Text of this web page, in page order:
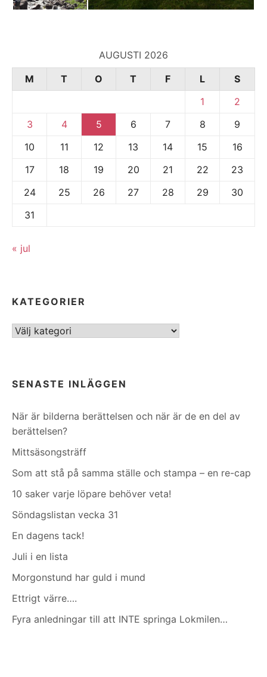
AUGUSTI 2026
M
T O T F L
S
1
2
3
4 5 6 7 8
9
10
11 12 13 14 15
16
17
18 19 20 21 22
23
24
25 26 27 28 29
30
31
« jul
KATEGORIER
Kategorier
SENASTE INLÄGGEN
När är bilderna berättelsen och när är de en del av
berättelsen?
Mittsäsongsträff
Som att stå på samma ställe och stampa – en re-cap
10 saker varje löpare behöver veta!
Söndagslistan vecka 31
En dagens tack!
Juli i en lista
Morgonstund har guld i mund
Ettrigt värre….
Fyra anledningar till att INTE springa Lokmilen…